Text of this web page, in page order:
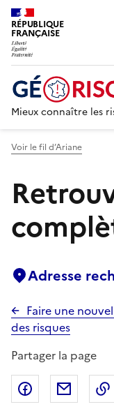
RÉPUBLIQUE
FRANÇAISE
Mieux connaître les
Voir le fil d’Ariane
Adresse
Faire une
des risques
Partager la page
Partager sur